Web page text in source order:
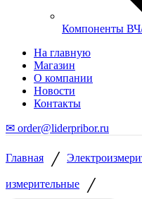
Компоненты
На главную
Магазин
О компании
Новости
Контакты
✉ order@liderpribor.ru
Главная /
измерительные /